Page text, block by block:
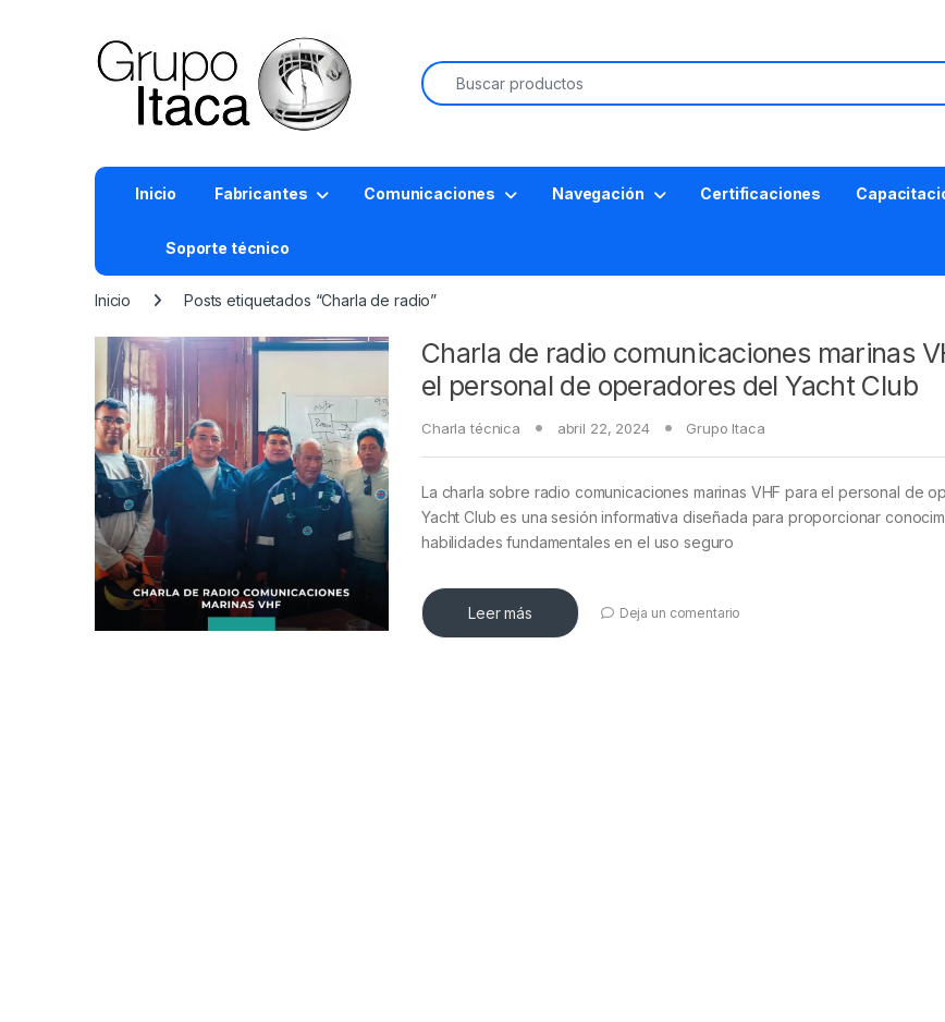
Buscar:
Inicio Fabricantes Comunicaciones Navegación Certificaciones
Soporte técnico
Inicio Posts etiquetados “Charla de radio”
Charla de radio comunicaciones marinas
el personal de operadores del Yacht Club
Charla técnica abril 22, 2024 Grupo Itaca
La charla sobre radio comunicaciones marinas VHF para el personal de
Yacht Club es una sesión informativa diseñada para proporcionar
habilidades fundamentales en el uso seguro
Leer más Deja un comentario